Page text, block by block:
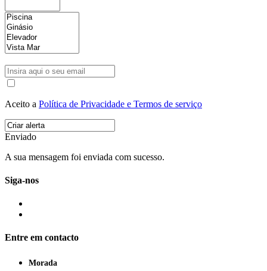
Aceito a Política de Privacidade e Termos de serviço
Enviado
A sua mensagem foi enviada com sucesso.
Siga-nos
Entre em contacto
Morada